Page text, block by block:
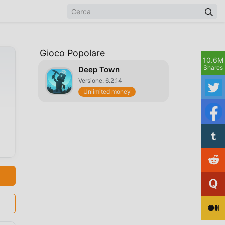
Gioco Popolare
Deep Town
Versione: 6.2.14
Unlimited money
10.6M
Shares